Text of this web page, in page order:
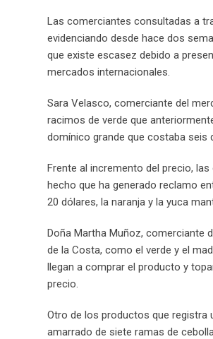
Las comerciantes consultadas a
evidenciando desde hace dos
que existe escasez debido a
mercados internacionales.
Sara Velasco, comerciante del
racimos de verde que
domínico grande que costaba seis
Frente al incremento del precio,
hecho que ha generado reclamo
20 dólares, la naranja y la yuca
Doña Martha Muñoz, comerciante
de la Costa, como el verde y el
llegan a comprar el producto y
precio.
Otro de los productos que registra
amarrado de siete ramas de